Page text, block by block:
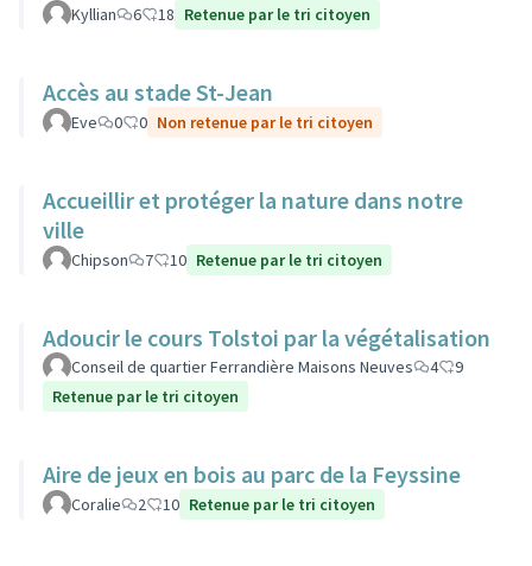
Kyllian 6 18 Retenue par le tri citoyen
Accès au stade St-Jean
Eve 0 0 Non retenue par le tri citoyen
Accueillir et protéger la nature dans notre
ville
Chipson 7 10 Retenue par le tri citoyen
Adoucir le cours Tolstoi par la végétalisation
Conseil de quartier Ferrandière Maisons Neuves 4
9
Retenue par le tri citoyen
Aire de jeux en bois au parc de la Feyssine
Coralie 2 10 Retenue par le tri citoyen